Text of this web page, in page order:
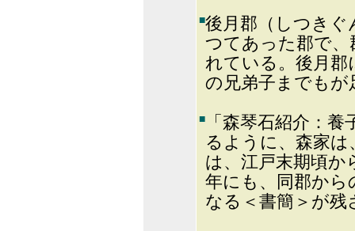
■後月郡（しつきぐ
つてあった郡で、
れている。後月郡
の兄弟子までもが
■
「森琴石紹介：
るように、森家
は、江戸末期頃か
年にも、同郡から
なる＜書簡＞が残